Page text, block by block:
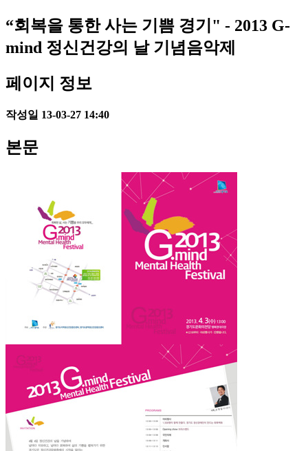
“회복을 통한 사는 기쁨 경기" - 2013 G-
mind 정신건강의 날 기념음악제
페이지 정보
작성일 13-03-27 14:40
본문